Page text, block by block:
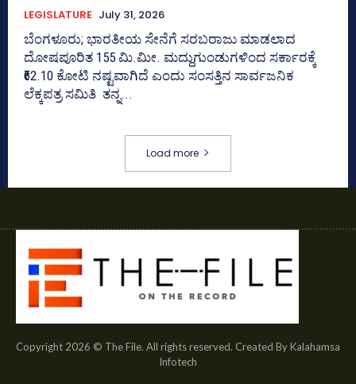
LEGISLATURE July 31, 2026
ಬೆಂಗಳೂರು; ಭಾರತೀಯ ಸೇನೆಗೆ ಸರಬರಾಜು ಮಾಡಲಾದ
ದೋಷಪೂರಿತ 155 ಮಿ.ಮೀ. ಮದ್ದುಗುಂಡುಗಳಿಂದ ಸರ್ಕಾರಕ್ಕೆ
₹62.10 ಕೋಟಿ ನಷ್ಟವಾಗಿದೆ ಎಂದು ಸಂಸತ್ತಿನ ಸಾರ್ವಜನಿಕ
ಲೆಕ್ಕಪತ್ರ ಸಮಿತಿ ತನ್ನ...
Load more
Copyright 2026 © The File. All rights reserved. Created By Kalahamsa
Infotech